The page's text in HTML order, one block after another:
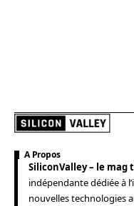
A Propos
SiliconValley – le mag
indépendante dédiée à
nouvelles technologies